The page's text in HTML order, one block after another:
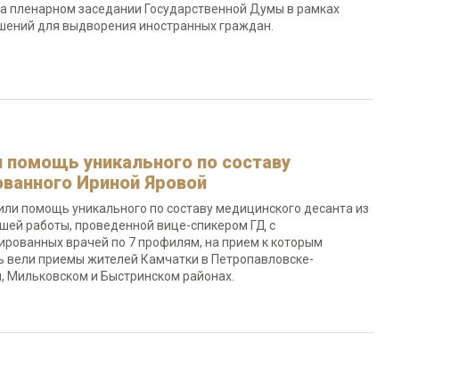
пленарном заседании Государственной Думы в рамках
для выдворения иностранных граждан.
уникального по составу
Ириной Яровой
помощь уникального по составу медицинского десанта из
работы, проведенной вице-спикером ГД с
врачей по 7 профилям, на прием к которым
вели приемы жителей Камчатки в Петропавловске-
и Быстринском районах.